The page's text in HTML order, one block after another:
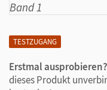
TESTZUGANG
Erstmal ausprobieren?
dieses Produkt